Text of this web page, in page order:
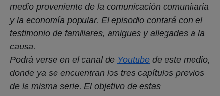
medio proveniente de la comunicación comunitaria
y la economía popular. El episodio contará con el
testimonio de familiares, amigues y allegades a la
causa.
Podrá verse en el canal de Youtube de este medio,
donde ya se encuentran los tres capítulos previos
de la misma serie. El objetivo de estas